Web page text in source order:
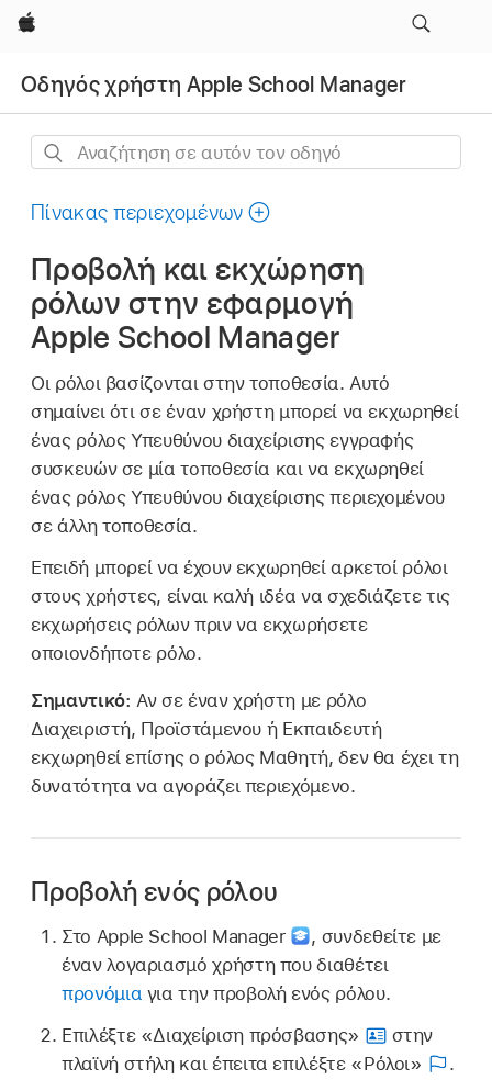
Apple
Οδηγός χρήστη Apple School Manager
Αναζήτηση
αυτόν
οδηγό
Πίνακας περιεχομένων
Προβολή και εκχώρηση
ρόλων στην εφαρμογή
Apple School Manager
Οι ρόλοι βασίζονται στην τοποθεσία. Αυτό
σημαίνει ότι σε έναν χρήστη μπορεί να εκχωρηθεί
ένας ρόλος Υπευθύνου διαχείρισης εγγραφής
συσκευών σε μία τοποθεσία και να εκχωρηθεί
ένας ρόλος Υπευθύνου διαχείρισης περιεχομένου
σε άλλη τοποθεσία.
Επειδή μπορεί να έχουν εκχωρηθεί αρκετοί ρόλοι
στους χρήστες, είναι καλή ιδέα να σχεδιάζετε τις
εκχωρήσεις ρόλων πριν να εκχωρήσετε
οποιονδήποτε ρόλο.
Σημαντικό: Αν σε έναν χρήστη με ρόλο
Διαχειριστή, Προϊστάμενου ή Εκπαιδευτή
εκχωρηθεί επίσης ο ρόλος Μαθητή, δεν θα έχει τη
δυνατότητα να αγοράζει περιεχόμενο.
Προβολή ενός ρόλου
Στο Apple School Manager , συνδεθείτε με
έναν λογαριασμό χρήστη που διαθέτει
προνόμια για την προβολή ενός ρόλου.
Επιλέξτε «Διαχείριση πρόσβασης»
στην
πλαϊνή στήλη και έπειτα επιλέξτε «Ρόλοι»
.